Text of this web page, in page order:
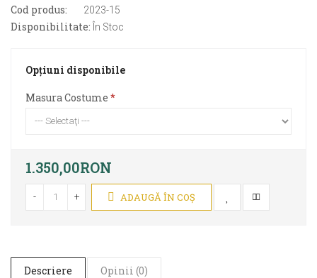
Cod produs: 2023-15
Disponibilitate: În Stoc
Opţiuni disponibile
Masura Costume
1.350,00RON
- + ADAUGĂ ÎN COŞ
Descriere Opinii (0)